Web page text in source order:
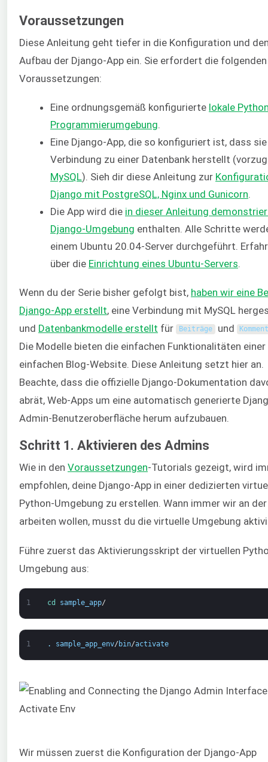
Voraussetzungen
Diese Anleitung geht tiefer in die Konfiguration und
Aufbau der Django-App ein. Sie erfordert die folgenden
Voraussetzungen:
Eine ordnungsgemäß konfigurierte lokale
Programmierumgebung
Eine Django-App, die so konfiguriert ist, dass
Verbindung zu einer Datenbank herstellt
MySQL). Sieh dir diese Anleitung zur
Django mit PostgreSQL, Nginx und Gunicorn
Die App wird die in dieser Anleitung
Django-Umgebung enthalten. Alle Schritte
einem Ubuntu 20.04-Server durchgeführt.
über die Einrichtung eines Ubuntu-Servers
Wenn du der Serie bisher gefolgt bist, haben wir eine
Django-App erstellt, eine Verbindung mit MySQL
und Datenbankmodelle erstellt für Beiträge und
Die Modelle bieten die einfachen Funktionalitäten einer
einfachen Blog-Website. Diese Anleitung setzt hier an.
Beachte, dass die offizielle Django-Dokumentation
abrät, Web-Apps um eine automatisch generierte
Admin-Benutzeroberfläche herum aufzubauen.
Schritt 1. Aktivieren des Admins
Wie in den Voraussetzungen-Tutorials gezeigt, wird
empfohlen, deine Django-App in einer dedizierten
Python-Umgebung zu erstellen. Wann immer wir an
arbeiten wollen, musst du die virtuelle Umgebung
Führe zuerst das Aktivierungsskript der virtuellen
Umgebung aus:
1 cd sample_app/
1 . sample_app_env/ bin/activate
Wir müssen zuerst die Konfiguration der Django-App